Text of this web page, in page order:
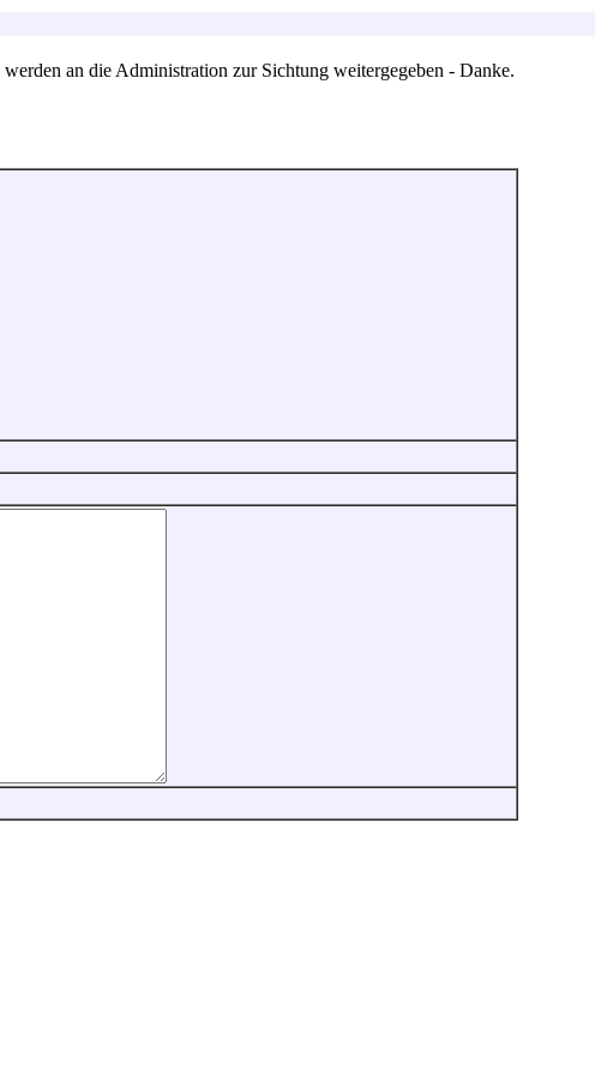
an die Administration zur Sichtung weitergegeben - Danke.